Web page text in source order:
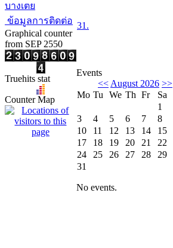
บางเตย
ข้อมูลการติดต่อ
Graphical counter
from SEP 2550
Truehits stat
Counter Map
31.
Events
<< August 2026 >>
Mo Tu We Th Fr Sa
1
3
4 5 6 7 8
10
11 12 13 14 15
17
18 19 20 21 22
24
25 26 27 28 29
31
No events.